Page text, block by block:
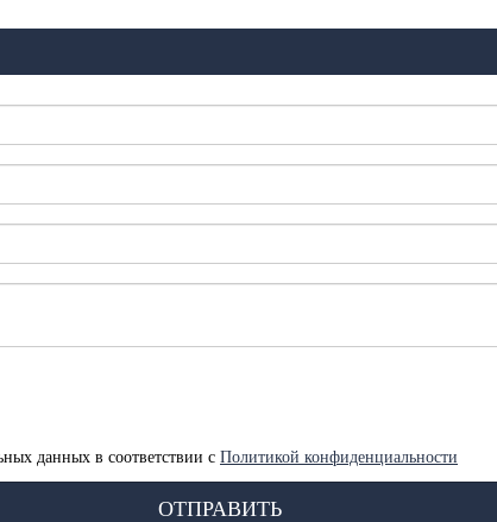
данных в соответствии с Политикой конфиденциальности
ОТПРАВИТЬ